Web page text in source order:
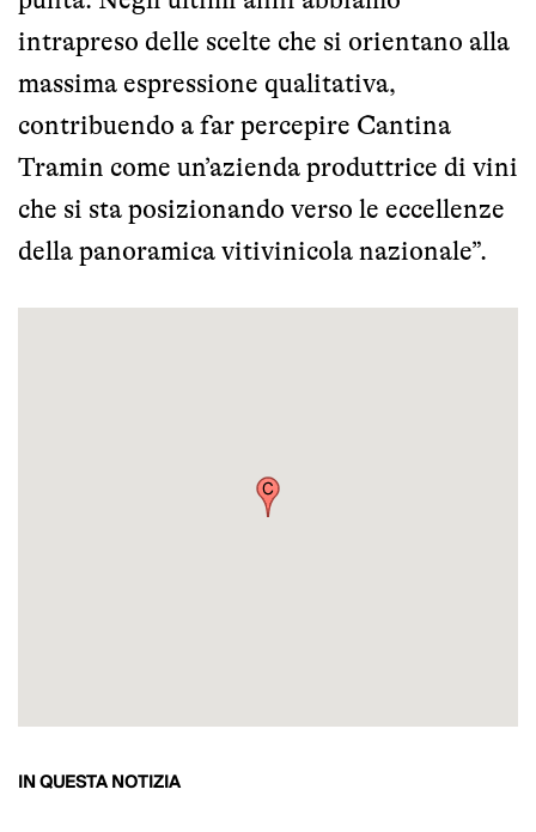
intrapreso delle scelte che si orientano alla
massima espressione qualitativa,
contribuendo a far percepire Cantina
Tramin come un’azienda produttrice di vini
che si sta posizionando verso le eccellenze
della panoramica vitivinicola nazionale”.
IN QUESTA NOTIZIA